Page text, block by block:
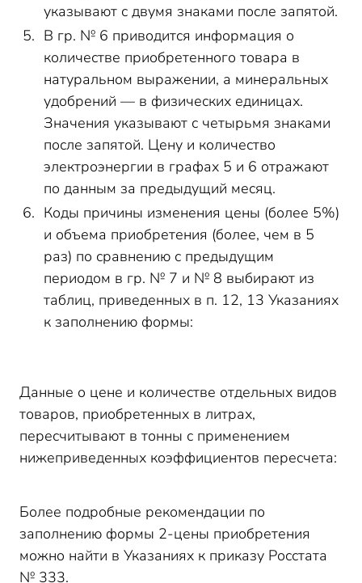
указывают с двумя знаками после запятой.
В гр. № 6 приводится информация о
количестве приобретенного товара в
натуральном выражении, а минеральных
удобрений — в физических единицах.
Значения указывают с четырьмя знаками
после запятой. Цену и количество
электроэнергии в графах 5 и 6 отражают
по данным за предыдущий месяц.
Коды причины изменения цены (более 5%)
и объема приобретения (более, чем в 5
раз) по сравнению с предыдущим
периодом в гр. № 7 и № 8 выбирают из
таблиц, приведенных в п. 12, 13 Указаниях
к заполнению формы:
Данные о цене и количестве отдельных видов
товаров, приобретенных в литрах,
пересчитывают в тонны с применением
нижеприведенных коэффициентов пересчета:
Более подробные рекомендации по
заполнению формы 2-цены приобретения
можно найти в Указаниях к приказу Росстата
№ 333.